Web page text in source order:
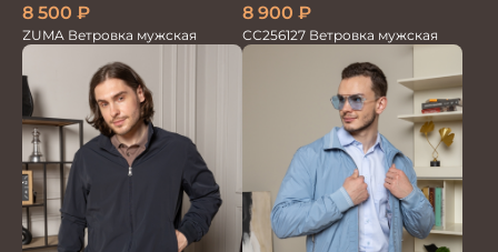
8 500 ₽
ZUMA Ветровка мужская
8 900 ₽
СС256127 Ветровка мужская